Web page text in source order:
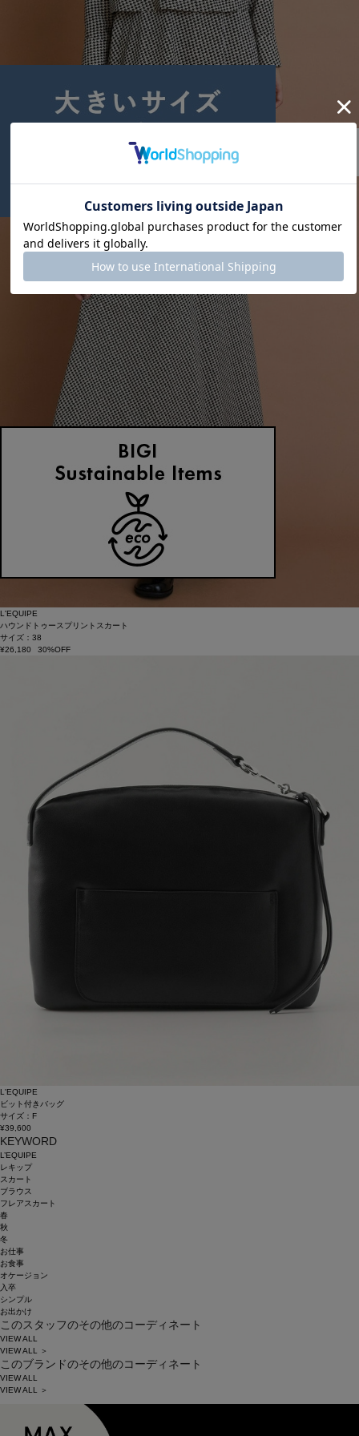
L'EQUIPE
ハウンドトゥースプリントスカート
サイズ：38
¥26,180
30%OFF
L'EQUIPE
ビット付きバッグ
サイズ：F
¥39,600
KEYWORD
L’EQUIPE
レキップ
スカート
ブラウス
フレアスカート
春
秋
冬
お仕事
お食事
オケージョン
入卒
シンプル
お出かけ
このスタッフのその他のコーディネート
VIEW ALL
VIEW ALL ＞
このブランドのその他のコーディネート
VIEW ALL
VIEW ALL ＞